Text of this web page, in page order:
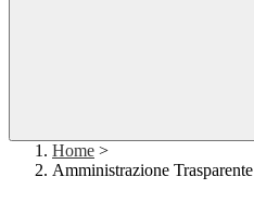
Home >
Amministrazione Trasparente